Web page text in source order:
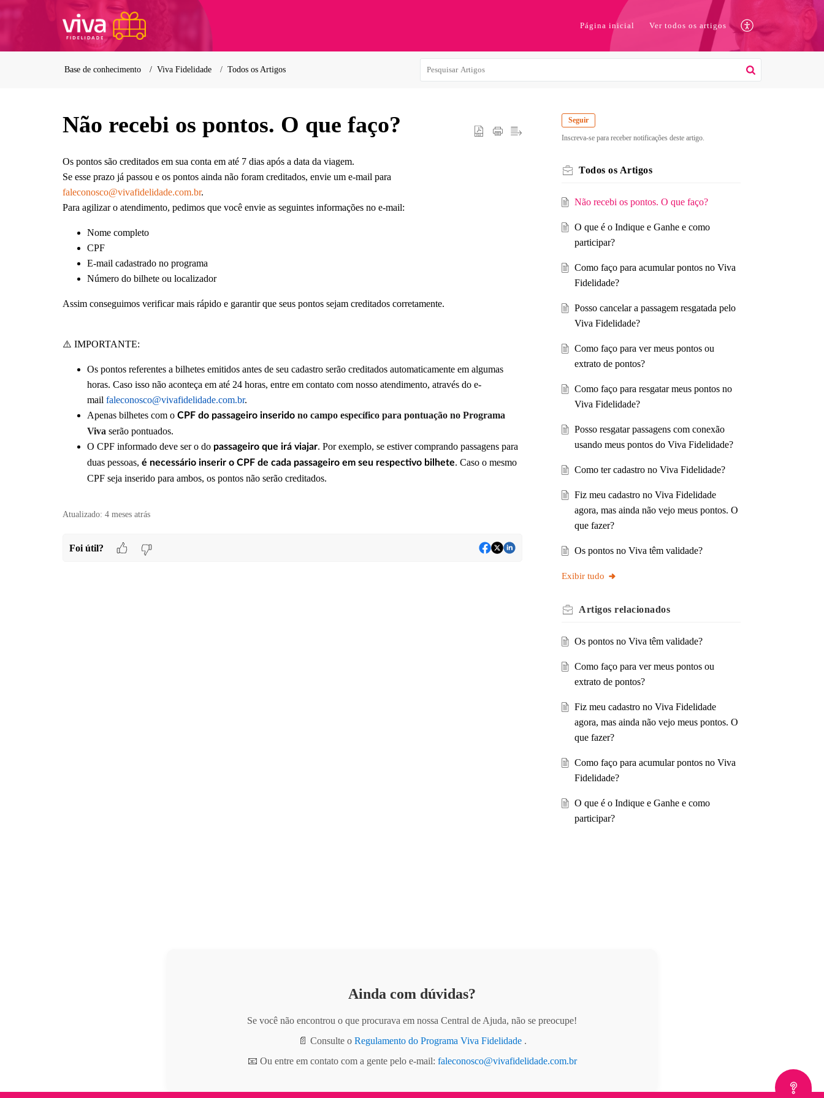
Página inicial Ver todos os artigos
Base de conhecimento Viva Fidelidade Todos os Artigos
Não recebi os pontos. O que faço?
Os pontos são creditados em sua conta em até 7 dias após a data da viagem.
Se esse prazo já passou e os pontos ainda não foram creditados, envie um e-mail para
faleconosco@vivafidelidade.com.br.
Para agilizar o atendimento, pedimos que você envie as seguintes informações no e-mail:
Nome completo
CPF
E-mail cadastrado no programa
Número do bilhete ou localizador
Assim conseguimos verificar mais rápido e garantir que seus pontos sejam creditados corretamente.
⚠️ IMPORTANTE:
Os pontos referentes a bilhetes emitidos antes de seu cadastro serão creditados automaticamente em algumas
horas. Caso isso não aconteça em até 24 horas, entre em contato com nosso atendimento, através do e-
mail faleconosco@vivafidelidade.com.br.
Apenas bilhetes com o CPF do passageiro inserido no campo específico para pontuação no Programa
Viva serão pontuados.
O CPF informado deve ser o do passageiro que irá viajar. Por exemplo, se estiver comprando passagens para
duas pessoas, é necessário inserir o CPF de cada passageiro em seu respectivo bilhete. Caso o mesmo
CPF seja inserido para ambos, os pontos não serão creditados.
Atualizado: 4 meses atrás
Foi útil?
Seguir
Inscreva-se para receber notificações deste artigo.
Todos os Artigos
Não recebi os pontos. O que faço?
O que é o Indique e Ganhe e como
participar?
Como faço para acumular pontos no Viva
Fidelidade?
Posso cancelar a passagem resgatada pelo
Viva Fidelidade?
Como faço para ver meus pontos ou
extrato de pontos?
Como faço para resgatar meus pontos no
Viva Fidelidade?
Posso resgatar passagens com conexão
usando meus pontos do Viva Fidelidade?
Como ter cadastro no Viva Fidelidade?
Fiz meu cadastro no Viva Fidelidade
agora, mas ainda não vejo meus pontos. O
que fazer?
Os pontos no Viva têm validade?
Exibir tudo
Artigos relacionados
Os pontos no Viva têm validade?
Como faço para ver meus pontos ou
extrato de pontos?
Fiz meu cadastro no Viva Fidelidade
agora, mas ainda não vejo meus pontos. O
que fazer?
Como faço para acumular pontos no Viva
Fidelidade?
O que é o Indique e Ganhe e como
participar?
Ainda com dúvidas?
Se você não encontrou o que procurava em nossa Central de Ajuda, não se preocupe!
📄 Consulte o Regulamento do Programa Viva Fidelidade .
📧 Ou entre em contato com a gente pelo e-mail: faleconosco@vivafidelidade.com.br